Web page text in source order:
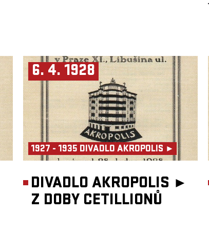
6. 4. 1928
1927 - 1935 DIVADLO AKROPOLIS ►
DIVADLO AKROPOLIS ►
Z DOBY CETILLIONŮ